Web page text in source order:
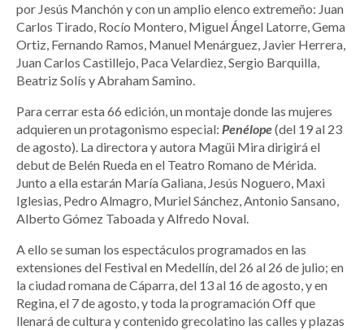
por Jesús Manchón y con un amplio elenco extremeño: Juan
Carlos Tirado, Rocío Montero, Miguel Ángel Latorre, Gema
Ortiz, Fernando Ramos, Manuel Menárguez, Javier Herrera,
Juan Carlos Castillejo, Paca Velardiez, Sergio Barquilla,
Beatriz Solís y Abraham Samino.
Para cerrar esta 66 edición, un montaje donde las mujeres
adquieren un protagonismo especial: Penélope(del 19 al 23
de agosto). La directora y autora Magüi Mira dirigirá el
debut de Belén Rueda en el Teatro Romano de Mérida.
Junto a ella estarán María Galiana, Jesús Noguero, Maxi
Iglesias, Pedro Almagro, Muriel Sánchez, Antonio Sansano,
Alberto Gómez Taboada y Alfredo Noval.
A ello se suman los espectáculos programados en las
extensiones del Festival en Medellín, del 26 al 26 de julio; en
la ciudad romana de Cáparra, del 13 al 16 de agosto, y en
Regina, el 7 de agosto, y toda la programación Off que
llenará de cultura y contenido grecolatino las calles y plazas